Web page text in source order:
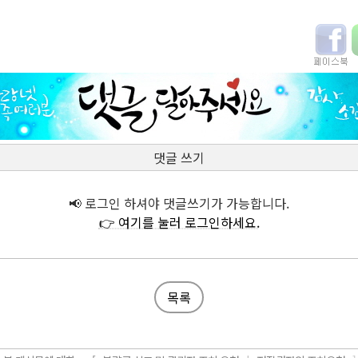
댓글 쓰기
📢 로그인 하셔야 댓글쓰기가 가능합니다.
👉 여기를 눌러 로그인하세요.
목록